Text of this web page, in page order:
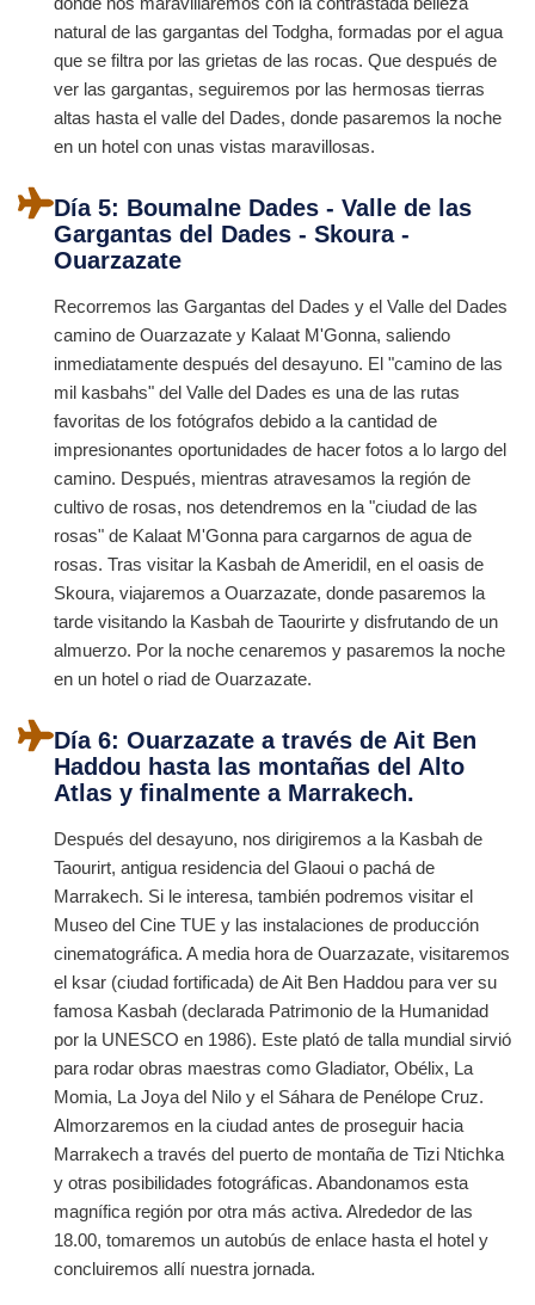
natural de las gargantas del Todgha, formadas por el agua
que se filtra por las grietas de las rocas. Que después de
ver las gargantas, seguiremos por las hermosas tierras
altas hasta el valle del Dades, donde pasaremos la noche
en un hotel con unas vistas maravillosas.
Día 5: Boumalne Dades - Valle de las
Gargantas del Dades - Skoura -
Ouarzazate
Recorremos las Gargantas del Dades y el Valle del Dades
camino de Ouarzazate y Kalaat M'Gonna, saliendo
inmediatamente después del desayuno. El "camino de las
mil kasbahs" del Valle del Dades es una de las rutas
favoritas de los fotógrafos debido a la cantidad de
impresionantes oportunidades de hacer fotos a lo largo del
camino. Después, mientras atravesamos la región de
cultivo de rosas, nos detendremos en la "ciudad de las
rosas" de Kalaat M'Gonna para cargarnos de agua de
rosas. Tras visitar la Kasbah de Ameridil, en el oasis de
Skoura, viajaremos a Ouarzazate, donde pasaremos la
tarde visitando la Kasbah de Taourirte y disfrutando de un
almuerzo. Por la noche cenaremos y pasaremos la noche
en un hotel o riad de Ouarzazate.
Día 6: Ouarzazate a través de Ait Ben
Haddou hasta las montañas del Alto
Atlas y finalmente a Marrakech.
Después del desayuno, nos dirigiremos a la Kasbah de
Taourirt, antigua residencia del Glaoui o pachá de
Marrakech. Si le interesa, también podremos visitar el
Museo del Cine TUE y las instalaciones de producción
cinematográfica. A media hora de Ouarzazate, visitaremos
el ksar (ciudad fortificada) de Ait Ben Haddou para ver su
famosa Kasbah (declarada Patrimonio de la Humanidad
por la UNESCO en 1986). Este plató de talla mundial sirvió
para rodar obras maestras como Gladiator, Obélix, La
Momia, La Joya del Nilo y el Sáhara de Penélope Cruz.
Almorzaremos en la ciudad antes de proseguir hacia
Marrakech a través del puerto de montaña de Tizi Ntichka
y otras posibilidades fotográficas. Abandonamos esta
magnífica región por otra más activa. Alrededor de las
18.00, tomaremos un autobús de enlace hasta el hotel y
concluiremos allí nuestra jornada.